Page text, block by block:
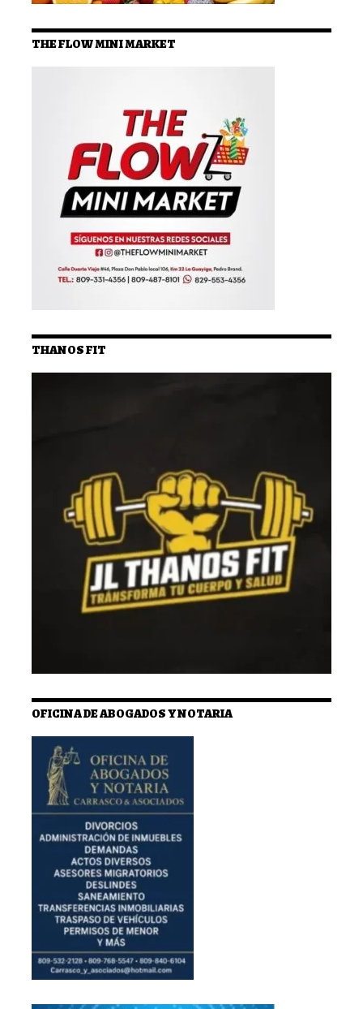
THE FLOW MINI MARKET
THANOS FIT
OFICINA DE ABOGADOS Y NOTARIA